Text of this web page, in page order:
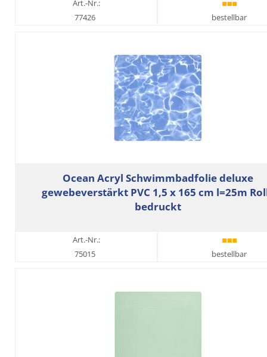
Art.-Nr.:
77426
bestellbar
Ocean Acryl Schwimmbadfolie deluxe
gewebeverstärkt PVC 1,5 x 165 cm l=25m
bedruckt
Art.-Nr.:
75015
bestellbar